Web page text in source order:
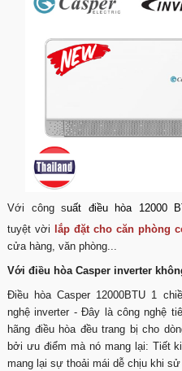
Với công suất điều hòa 12000
tuyệt vời lắp đặt cho căn phòng
cửa hàng, văn phòng...
Với điều hòa Casper inverter
Điều hòa Casper 12000BTU 1
nghệ inverter - Đây là công nghệ
hãng điều hòa đều trang bị cho
bởi ưu điểm mà nó mang lại: Tiết
mang lại sự thoải mái dễ chịu khi